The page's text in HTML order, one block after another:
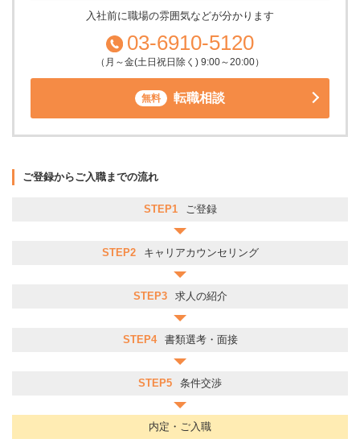
入社前に職場の雰囲気などが分かります
03-6910-5120
（月～金(土日祝日除く) 9:00～20:00）
無料 転職相談
ご登録からご入職までの流れ
STEP1 ご登録
STEP2 キャリアカウンセリング
STEP3 求人の紹介
STEP4 書類選考・面接
STEP5 条件交渉
内定・ご入職